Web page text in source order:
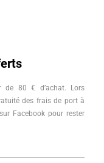
de 80 € d’achat. Lors
des frais de port à
Facebook pour rester